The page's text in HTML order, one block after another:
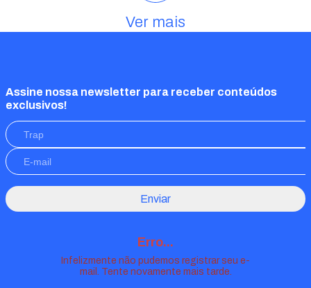
Ver mais
Assine nossa newsletter para receber conteúdos
exclusivos!
Enviar
Erro...
Infelizmente não pudemos registrar seu e-
mail. Tente novamente mais tarde.